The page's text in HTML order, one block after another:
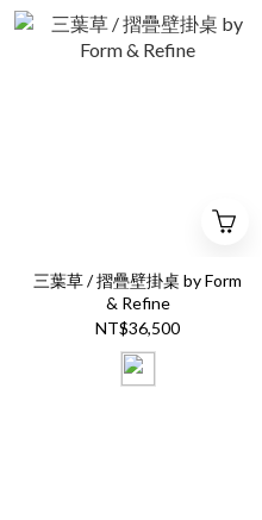
三葉草 / 摺疊壁掛桌 by Form
& Refine
NT$36,500